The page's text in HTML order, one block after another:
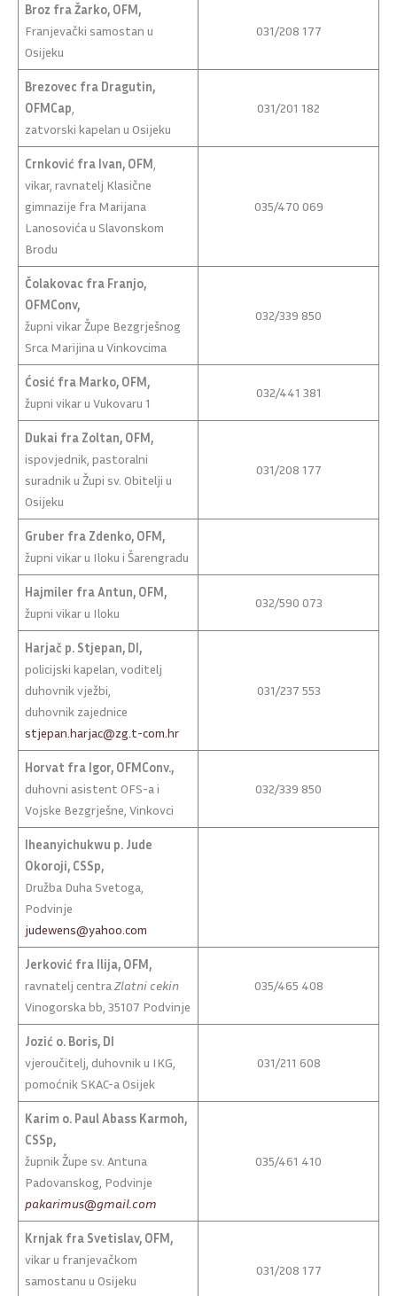
Broz fra Žarko, OFM,
Franjevački samostan u
Osijeku
031/208 177
Brezovec fra Dragutin,
OFMCap
zatvorski kapelan u Osijeku
031/201 182
Crnković fra Ivan, OFM
vikar, ravnatelj Klasične
gimnazije fra Marijana
Lanosovića u Slavonskom
Brodu
035/470 069
Čolakovac fra Franjo,
OFMConv,
župni vikar Župe Bezgrješnog
Srca Marijina u Vinkovcima
032/339 850
Ćosić fra Marko, OFM,
župni vikar u Vukovaru 1
032/441 381
Dukai fra Zoltan, OFM,
ispovjednik, pastoralni
suradnik u Župi sv. Obitelji u
Osijeku
031/208 177
Gruber fra Zdenko, OFM,
župni vikar u Iloku i Šarengradu
Hajmiler fra Antun, OFM,
župni vikar u Iloku
032/590 073
Harjač p. Stjepan, DI,
policijski kapelan, voditelj
duhovnik vježbi,
duhovnik zajednice
stjepan.harjac@zg.t-com.hr
031/237 553
Horvat fra Igor, OFMConv.,
duhovni asistent OFS-a i
Vojske Bezgrješne, Vinkovci
032/339 850
Iheanyichukwu p. Jude
Okoroji, CSSp,
Družba Duha Svetoga,
Podvinje
judewens@yahoo.com
Jerković fra Ilija, OFM,
ravnatelj centraZlatni cekin
Vinogorska bb, 35107 Podvinje
035/465 408
Jozić o. Boris, DI
vjeroučitelj, duhovnik u IKG,
pomoćnik SKAC-a Osijek
031/211 608
Karim o. Paul Abass Karmoh,
CSSp,
župnik Župe sv. Antuna
Padovanskog, Podvinje
pakarimus@gmail.com
035/461 410
Krnjak fra Svetislav, OFM,
vikar u franjevačkom
samostanu u Osijeku
031/208 177